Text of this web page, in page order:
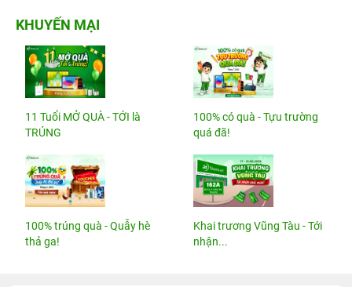
KHUYẾN MẠI
11 Tuổi MỞ QUÀ - TỚI là
TRÚNG
100% có quà - Tựu trường
quá đã!
100% trúng quà - Quẫy hè
thả ga!
Khai trương Vũng Tàu - Tới
nhận...